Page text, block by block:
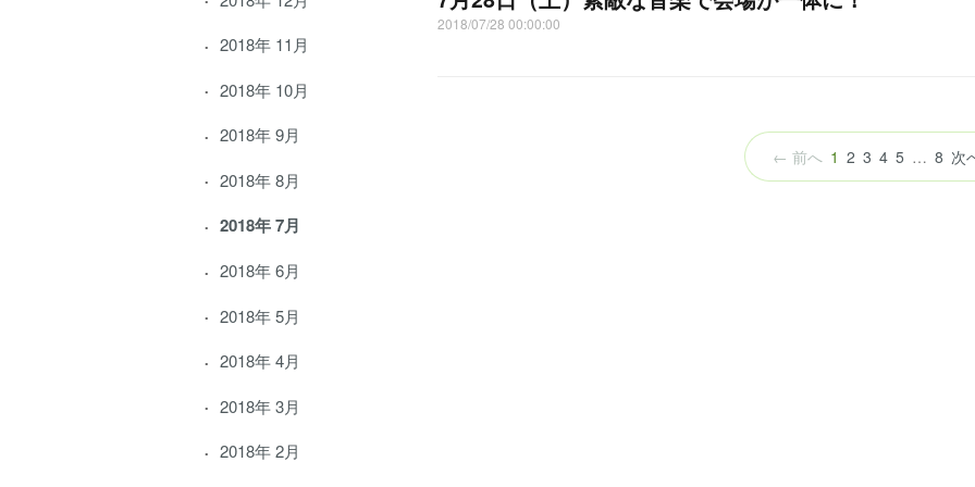
2018年 11月
2018年 10月
2018年 9月
2018年 8月
2018年 7月
2018年 6月
2018年 5月
2018年 4月
2018年 3月
2018年 2月
2018/07/28 00:00:00
← 前へ 1 （こ
の
2 3 4 5 … 8 次